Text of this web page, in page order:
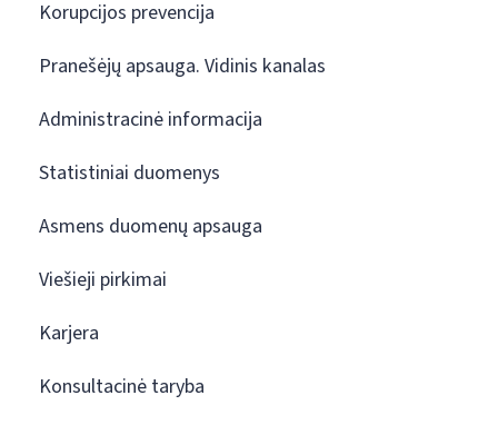
Korupcijos prevencija
Pranešėjų apsauga. Vidinis kanalas
Administracinė informacija
Statistiniai duomenys
Asmens duomenų apsauga
Viešieji pirkimai
Karjera
Konsultacinė taryba